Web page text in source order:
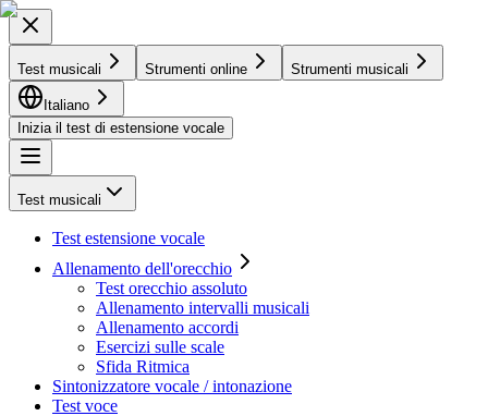
Test musicali Strumenti online Strumenti musicali
Italiano
Inizia il test di estensione vocale
Test musicali
Test estensione vocale
Allenamento dell'orecchio
Test orecchio assoluto
Allenamento intervalli musicali
Allenamento accordi
Esercizi sulle scale
Sfida Ritmica
Sintonizzatore vocale / intonazione
Test voce